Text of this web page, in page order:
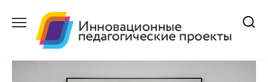
содержанию